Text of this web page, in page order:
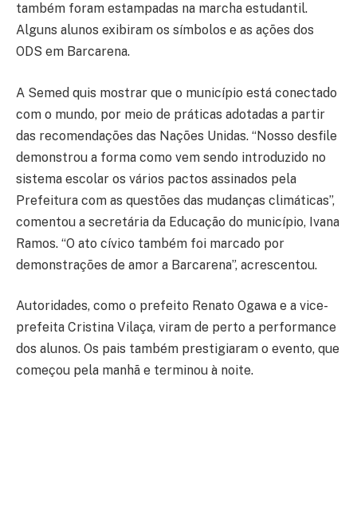
também foram estampadas na marcha estudantil.
Alguns alunos exibiram os símbolos e as ações dos
ODS em Barcarena.
A Semed quis mostrar que o município está conectado
com o mundo, por meio de práticas adotadas a partir
das recomendações das Nações Unidas. “Nosso desfile
demonstrou a forma como vem sendo introduzido no
sistema escolar os vários pactos assinados pela
Prefeitura com as questões das mudanças climáticas”,
comentou a secretária da Educação do município, Ivana
Ramos. “O ato cívico também foi marcado por
demonstrações de amor a Barcarena”, acrescentou.
Autoridades, como o prefeito Renato Ogawa e a vice-
prefeita Cristina Vilaça, viram de perto a performance
dos alunos. Os pais também prestigiaram o evento, que
começou pela manhã e terminou à noite.